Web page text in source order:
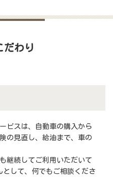
だわり
ビスは、自動車の購入から
の見直し、給油まで、車の
継続してご利用いただいて
して、何でもご相談くださ